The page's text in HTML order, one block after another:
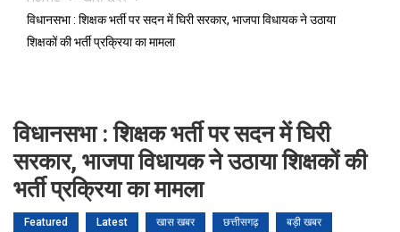
विधानसभा : शिक्षक भर्ती पर सदन में घिरी सरकार, भाजपा विधायक ने उठाया
शिक्षकों की भर्ती प्रक्रिया का मामला
विधानसभा : शिक्षक भर्ती पर सदन में घिरी
सरकार, भाजपा विधायक ने उठाया शिक्षकों की
भर्ती प्रक्रिया का मामला
Featured Latest खास खबर छत्तीसगढ़
बड़ी खबर